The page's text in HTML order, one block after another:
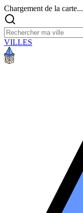
Chargement de la carte...
VILLES